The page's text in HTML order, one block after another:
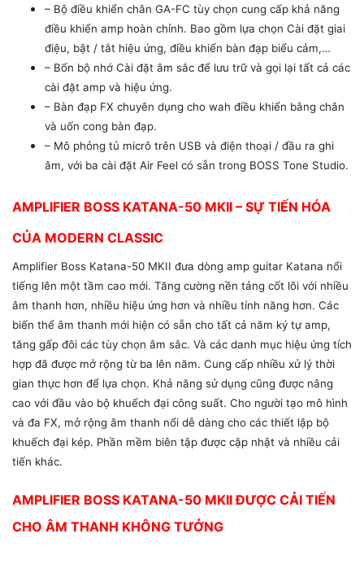
– Bộ điều khiển chân GA-FC tùy chọn cung cấp khả năng
điều khiển amp hoàn chỉnh. Bao gồm lựa chọn Cài đặt giai
điệu, bật / tắt hiệu ứng, điều khiển bàn đạp biểu cảm,…
– Bốn bộ nhớ Cài đặt âm sắc để lưu trữ và gọi lại tất cả các
cài đặt amp và hiệu ứng.
– Bàn đạp FX chuyên dụng cho wah điều khiển bằng chân
và uốn cong bàn đạp.
– Mô phỏng tủ micrô trên USB và điện thoại / đầu ra ghi
âm, với ba cài đặt Air Feel có sẵn trong BOSS Tone Studio.
AMPLIFIER BOSS KATANA-50 MKII – SỰ TIẾN HÓA
CỦA MODERN CLASSIC
Amplifier Boss Katana-50 MKII đưa dòng amp guitar Katana nổi
tiếng lên một tầm cao mới. Tăng cường nền tảng cốt lõi với nhiều
âm thanh hơn, nhiều hiệu ứng hơn và nhiều tính năng hơn. Các
biến thể âm thanh mới hiện có sẵn cho tất cả năm ký tự amp,
tăng gấp đôi các tùy chọn âm sắc. Và các danh mục hiệu ứng tích
hợp đã được mở rộng từ ba lên năm. Cung cấp nhiều xử lý thời
gian thực hơn để lựa chọn. Khả năng sử dụng cũng được nâng
cao với đầu vào bộ khuếch đại công suất. Cho người tạo mô hình
và đa FX, mở rộng âm thanh nổi dễ dàng cho các thiết lập bộ
khuếch đại kép. Phần mềm biên tập được cập nhật và nhiều cải
tiến khác.
AMPLIFIER BOSS KATANA-50 MKII ĐƯỢC CẢI TIẾN
CHO ÂM THANH KHÔNG TƯỞNG